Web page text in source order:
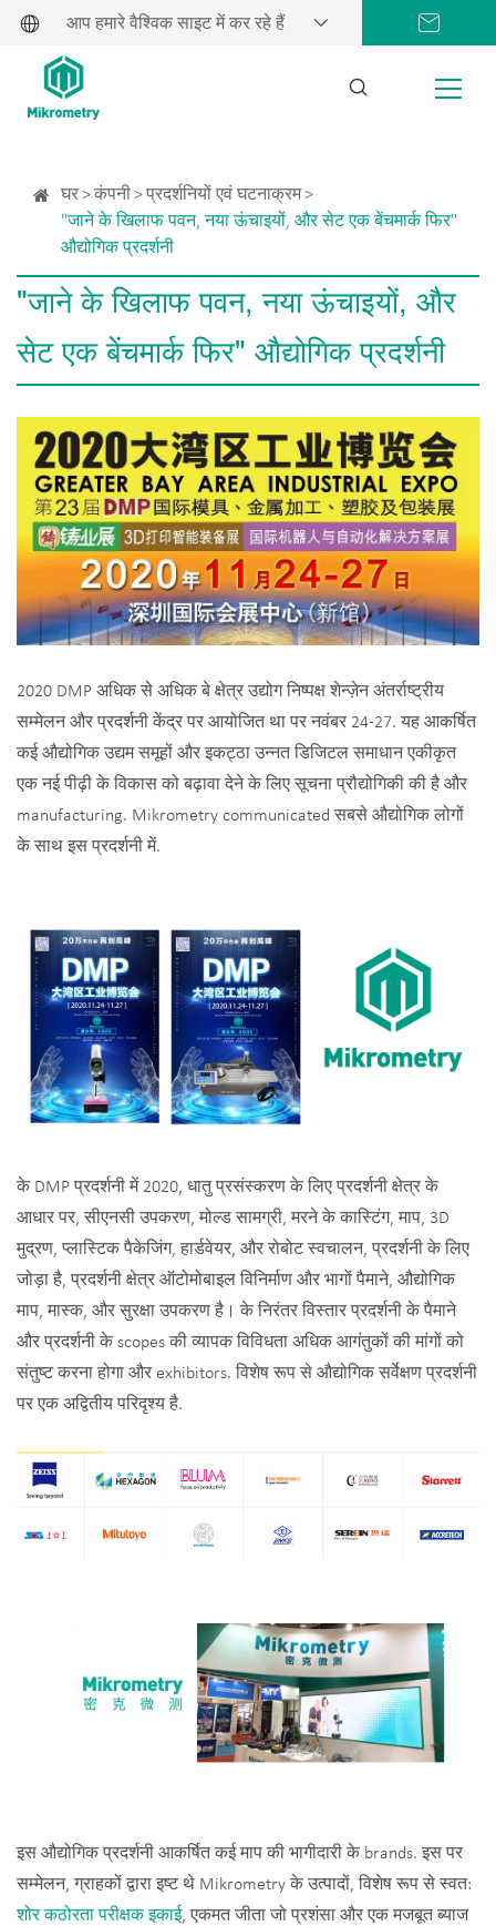
आप हमारे वैश्विक साइट में कर रहे हैं
घर कंपनी
प्रदर्शनियों एवं घटनाक्रम
"जाने के खिलाफ पवन, नया ऊंचाइयों, और सेट एक बेंचमार्क फिर"
औद्योगिक प्रदर्शनी
"जाने के खिलाफ पवन, नया ऊंचाइयों, और
सेट एक बेंचमार्क फिर" औद्योगिक प्रदर्शनी
2020 DMP अधिक से अधिक बे क्षेत्र उद्योग निष्पक्ष शेन्ज़ेन अंतर्राष्ट्रीय
सम्मेलन और प्रदर्शनी केंद्र पर आयोजित था पर नवंबर 24-27. यह आकर्षित
कई औद्योगिक उद्यम समूहों और इकट्ठा उन्नत डिजिटल समाधान एकीकृत
एक नई पीढ़ी के विकास को बढ़ावा देने के लिए सूचना प्रौद्योगिकी की है और
manufacturing. Mikrometry communicated सबसे औद्योगिक लोगों
के साथ इस प्रदर्शनी में.
के DMP प्रदर्शनी में 2020, धातु प्रसंस्करण के लिए प्रदर्शनी क्षेत्र के
आधार पर, सीएनसी उपकरण, मोल्ड सामग्री, मरने के कास्टिंग, माप, 3D
मुद्रण, प्लास्टिक पैकेजिंग, हार्डवेयर, और रोबोट स्वचालन, प्रदर्शनी के लिए
जोड़ा है, प्रदर्शनी क्षेत्र ऑटोमोबाइल विनिर्माण और भागों पैमाने, औद्योगिक
माप, मास्क, और सुरक्षा उपकरण है। के निरंतर विस्तार प्रदर्शनी के पैमाने
और प्रदर्शनी के scopes की व्यापक विविधता अधिक आगंतुकों की मांगों को
संतुष्ट करना होगा और exhibitors. विशेष रूप से औद्योगिक सर्वेक्षण प्रदर्शनी
पर एक अद्वितीय परिदृश्य है.
इस औद्योगिक प्रदर्शनी आकर्षित कई माप की भागीदारी के brands. इस पर
सम्मेलन, ग्राहकों द्वारा इष्ट थे Mikrometry के उत्पादों, विशेष रूप से स्वत:
शोर कठोरता परीक्षक इकाई, एकमत जीता जो प्रशंसा और एक मजबूत ब्याज